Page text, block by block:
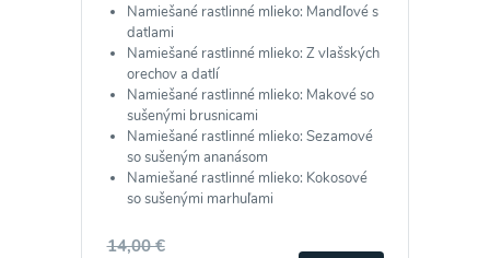
Namiešané rastlinné mlieko: Mandľové s
datlami
Namiešané rastlinné mlieko: Z vlašských
orechov a datlí
Namiešané rastlinné mlieko: Makové so
sušenými brusnicami
Namiešané rastlinné mlieko: Sezamové
so sušeným ananásom
Namiešané rastlinné mlieko: Kokosové
so sušenými marhuľami
14,00 €